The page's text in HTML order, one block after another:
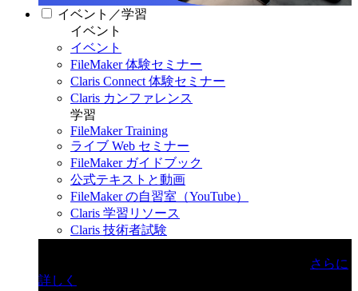
イベント／学習
イベント
イベント
FileMaker 体験セミナー
Claris Connect 体験セミナー
Claris カンファレンス
学習
FileMaker Training
ライブ Web セミナー
FileMaker ガイドブック
公式テキストと動画
FileMaker の自習室（YouTube）
Claris 学習リソース
Claris 技術者試験
さらに
詳しく